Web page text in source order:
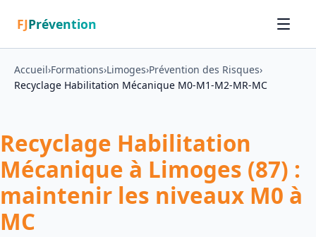
FJPrévention
Accueil›Formations›Limoges›Prévention des Risques›
Recyclage Habilitation Mécanique M0-M1-M2-MR-MC
Recyclage Habilitation
Mécanique à Limoges (87) :
maintenir les niveaux M0 à
MC